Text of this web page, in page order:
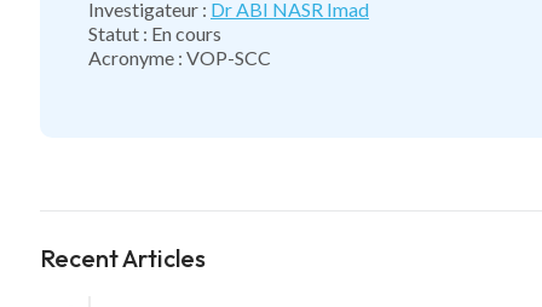
Investigateur : Dr ABI NASR Imad
Statut : En cours
Acronyme : VOP-SCC
Recent Articles